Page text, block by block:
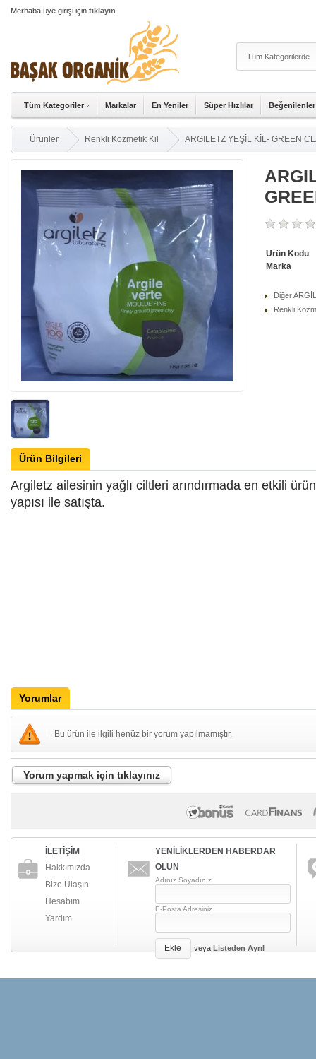
Merhaba üye girişi için tıklayın
Tüm Kategoriler Markalar En Yeniler Süper Hızlılar Beğenilenler
Ürünler Renkli Kozmetik Kil ARGILETZ YEŞİL KİL- GREEN
Ürün Kodu
Marka
Diğer
Renkli
Ürün Bilgileri
Argiletz ailesinin yağlı ciltleri arındırmada en etkili
yapısı ile satışta.
Yorumlar
Bu ürün ile ilgili henüz bir yorum yapılmamıştır.
Yorum yapmak için tıklayınız
İLETİŞİM
Hakkımızda
Bize Ulaşın
Hesabım
Yardım
YENİLİKLERDEN HABERDAR
OLUN
Adınız Soyadınız
E-Posta Adresiniz
Ekle veya Listeden Ayrıl